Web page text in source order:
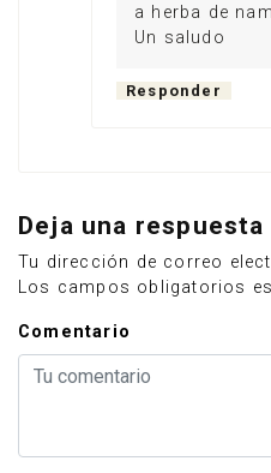
a herba de
Un saludo
Responder
Deja una respuesta
Tu dirección de correo
Los campos obligatorios
Comentario